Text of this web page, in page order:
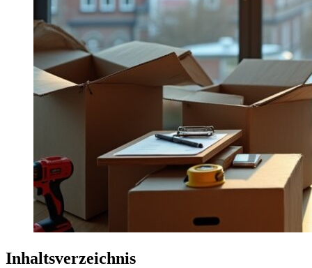
Inhaltsverzeichnis